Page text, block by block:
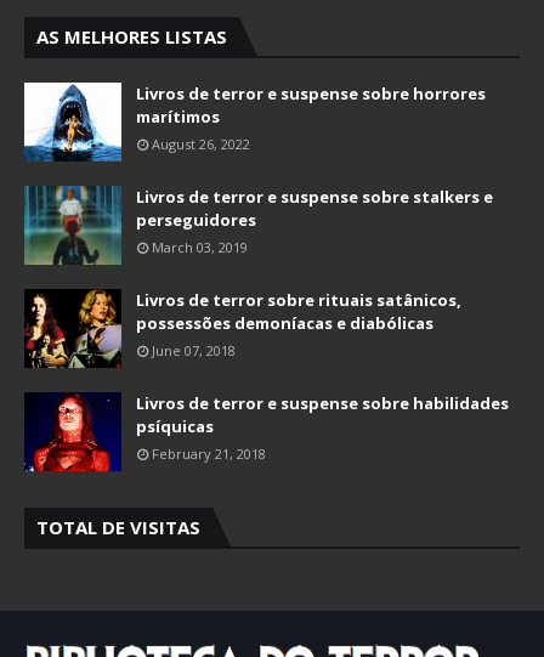
AS MELHORES LISTAS
Livros de terror e suspense sobre horrores
marítimos
August 26, 2022
Livros de terror e suspense sobre stalkers e
perseguidores
March 03, 2019
Livros de terror sobre rituais satânicos,
possessões demoníacas e diabólicas
June 07, 2018
Livros de terror e suspense sobre habilidades
psíquicas
February 21, 2018
TOTAL DE VISITAS